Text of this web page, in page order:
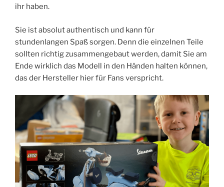
ihr haben.
Sie ist absolut authentisch und kann für
stundenlangen Spaß sorgen. Denn die einzelnen Teile
sollten richtig zusammengebaut werden, damit Sie am
Ende wirklich das Modell in den Händen halten können,
das der Hersteller hier für Fans verspricht.